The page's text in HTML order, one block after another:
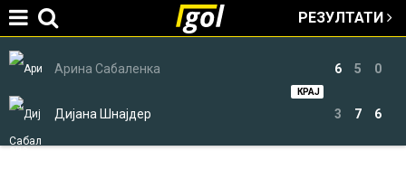
РЕЗУЛТАТИ
Арина Сабаленка
Дијана Шнајдер
0
6
5
7
6
3
КРАЈ